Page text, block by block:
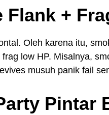
Flank +
Oleh karena itu,
frag low HP. Misalnya,
musuh panik fail
Pintar